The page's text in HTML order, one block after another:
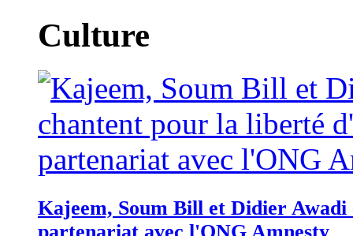
Culture
Kajeem, Soum Bill et Didier
partenariat avec l'ONG Amnesty